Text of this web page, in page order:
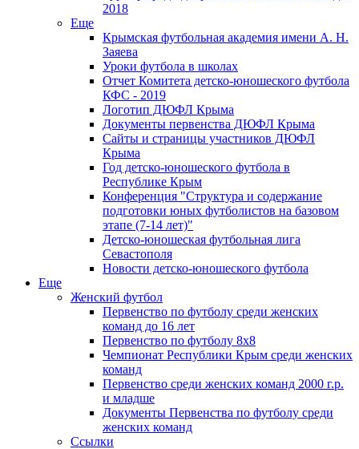
2018
Еще
Крымская футбольная академия имени А. Н.
Заяева
Уроки футбола в школах
Отчет Комитета детско-юношеского футбола
КФС - 2019
Логотип ДЮФЛ Крыма
Документы первенства ДЮФЛ Крыма
Сайты и страницы участников ДЮФЛ
Крыма
Год детско-юношеского футбола в
Республике Крым
Конференция "Структура и содержание
подготовки юных футболистов на базовом
этапе (7-14 лет)"
Детско-юношеская футбольная лига
Севастополя
Новости детско-юношеского футбола
Еще
Женский футбол
Первенство по футболу среди женских
команд до 16 лет
Первенство по футболу 8х8
Чемпионат Республики Крым среди женских
команд
Первенство среди женских команд 2000 г.р.
и младше
Документы Первенства по футболу среди
женских команд
Ссылки